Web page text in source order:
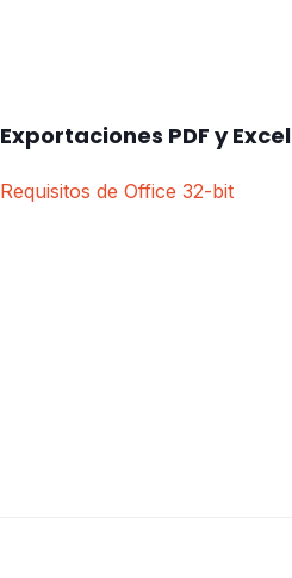
Exportaciones PDF y Excel
Requisitos de Office 32-bit